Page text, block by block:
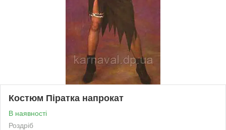
Костюм Піратка напрокат
В наявності
Роздріб